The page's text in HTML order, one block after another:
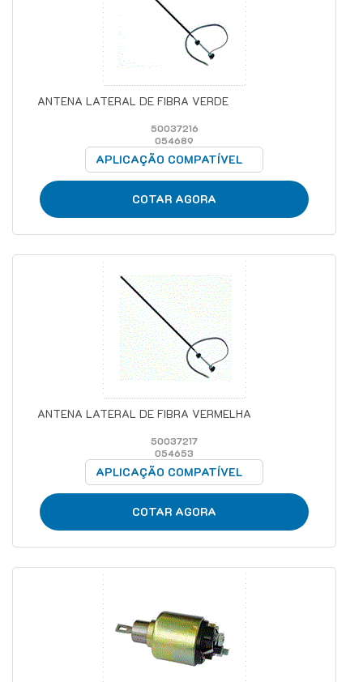
ANTENA LATERAL DE FIBRA VERDE
50037216
054689
APLICAÇÃO COMPATÍVEL
COTAR AGORA
ANTENA LATERAL DE FIBRA VERMELHA
50037217
054653
APLICAÇÃO COMPATÍVEL
COTAR AGORA